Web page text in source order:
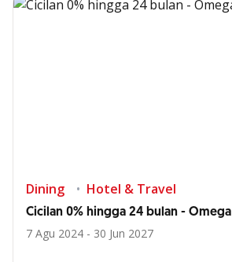
Dining Hotel & Travel
Cicilan 0% hingga 24 bulan - Omega
7 Agu 2024 - 30 Jun 2027